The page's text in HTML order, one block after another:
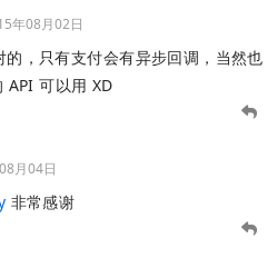
年08月02日
的，只有支付会有异步回调，当然也
API 可以用 XD
月04日
非常感谢